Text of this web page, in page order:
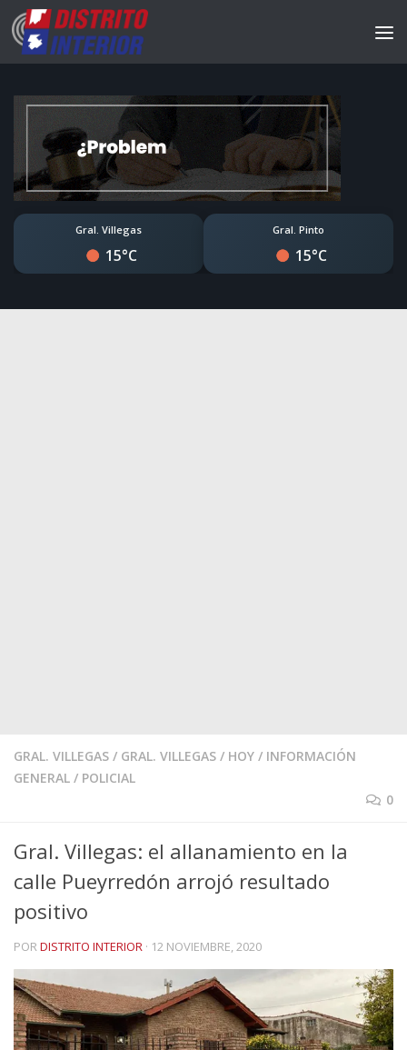
Gral. Villegas
15°C
Gral. Pinto
15°C
GRAL. VILLEGAS / GRAL. VILLEGAS / HOY / INFORMACIÓN
GENERAL / POLICIAL
0
Gral. Villegas: el allanamiento en la
calle Pueyrredón arrojó resultado
positivo
PORDISTRITO INTERIOR · 12 NOVIEMBRE, 2020